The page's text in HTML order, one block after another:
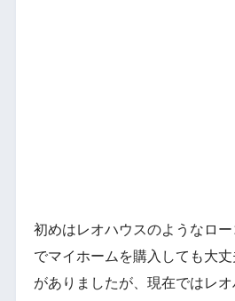
初めはレオハウスのようなロ
でマイホームを購入しても大
がありましたが、現在ではレ